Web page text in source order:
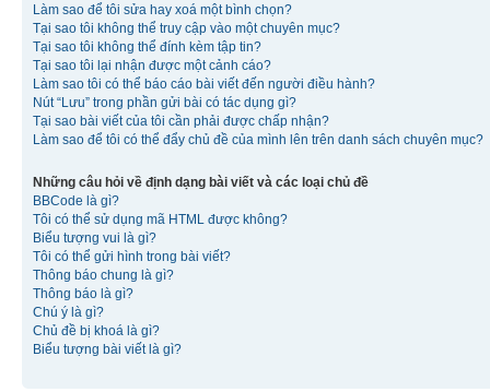
Làm sao để tôi sửa hay xoá một bình chọn?
Tại sao tôi không thể truy cập vào một chuyên mục?
Tại sao tôi không thể đính kèm tập tin?
Tại sao tôi lại nhận được một cảnh cáo?
Làm sao tôi có thể báo cáo bài viết đến người điều hành?
Nút “Lưu” trong phần gửi bài có tác dụng gì?
Tại sao bài viết của tôi cần phải được chấp nhận?
Làm sao để tôi có thể đẩy chủ đề của mình lên trên danh sách chuyên mục?
Những câu hỏi về định dạng bài viết và các loại chủ đề
BBCode là gì?
Tôi có thể sử dụng mã HTML được không?
Biểu tượng vui là gì?
Tôi có thể gửi hình trong bài viết?
Thông báo chung là gì?
Thông báo là gì?
Chú ý là gì?
Chủ đề bị khoá là gì?
Biểu tượng bài viết là gì?